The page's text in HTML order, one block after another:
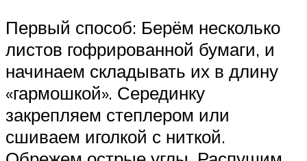
Первый способ: Берём несколько
листов гофрированной бумаги, и
начинаем складывать их в длину
«гармошкой». Серединку
закрепляем степлером или
сшиваем иголкой с ниткой.